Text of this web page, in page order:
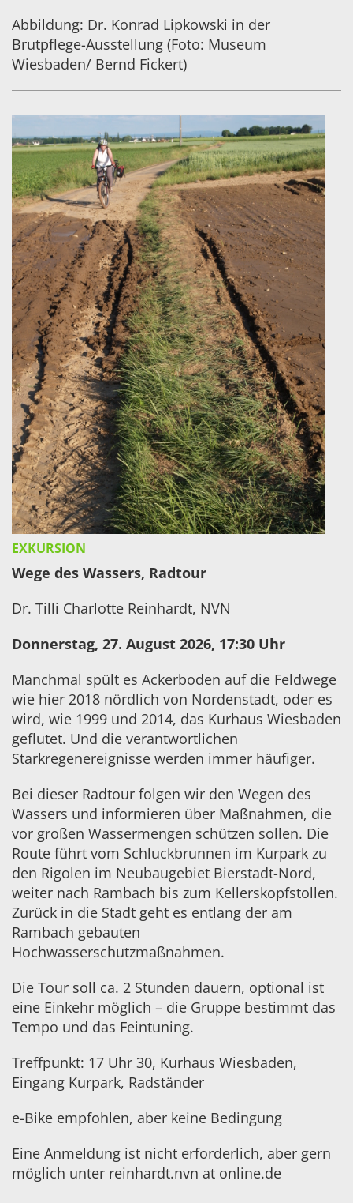
Abbildung: Dr. Konrad Lipkowski in der
Brutpflege-Ausstellung (Foto: Museum
Wiesbaden/ Bernd Fickert)
EXKURSION
Wege des Wassers, Radtour
Dr. Tilli Charlotte Reinhardt, NVN
Donnerstag, 27. August 2026, 17:30 Uhr
Manchmal spült es Ackerboden auf die Feldwege
wie hier 2018 nördlich von Nordenstadt, oder es
wird, wie 1999 und 2014, das Kurhaus Wiesbaden
geflutet. Und die verantwortlichen
Starkregenereignisse werden immer häufiger.
Bei dieser Radtour folgen wir den Wegen des
Wassers und informieren über Maßnahmen, die
vor großen Wassermengen schützen sollen. Die
Route führt vom Schluckbrunnen im Kurpark zu
den Rigolen im Neubaugebiet Bierstadt-Nord,
weiter nach Rambach bis zum Kellerskopfstollen.
Zurück in die Stadt geht es entlang der am
Rambach gebauten
Hochwasserschutzmaßnahmen.
Die Tour soll ca. 2 Stunden dauern, optional ist
eine Einkehr möglich – die Gruppe bestimmt das
Tempo und das Feintuning.
Treffpunkt: 17 Uhr 30, Kurhaus Wiesbaden,
Eingang Kurpark, Radständer
e-Bike empfohlen, aber keine Bedingung
Eine Anmeldung ist nicht erforderlich, aber gern
möglich unter reinhardt.nvn at online.de